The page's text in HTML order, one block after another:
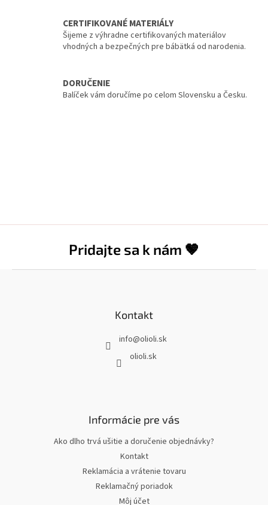
CERTIFIKOVANÉ MATERIÁLY
Šijeme z výhradne certifikovaných materiálov
vhodných a bezpečných pre bábätká od narodenia.
DORUČENIE
Balíček vám doručíme po celom Slovensku a Česku.
Pridajte sa k nám 🤎
Kontakt
info@olioli.sk
olioli.sk
Informácie pre vás
Ako dlho trvá ušitie a doručenie objednávky?
Kontakt
Reklamácia a vrátenie tovaru
Reklamačný poriadok
Môj účet